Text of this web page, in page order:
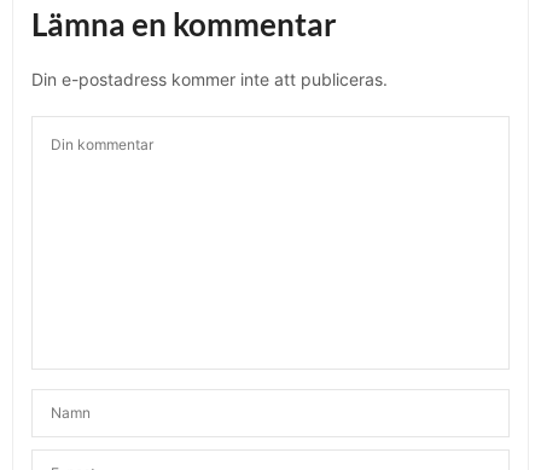
Lämna en kommentar
Din e-postadress kommer inte att publiceras.